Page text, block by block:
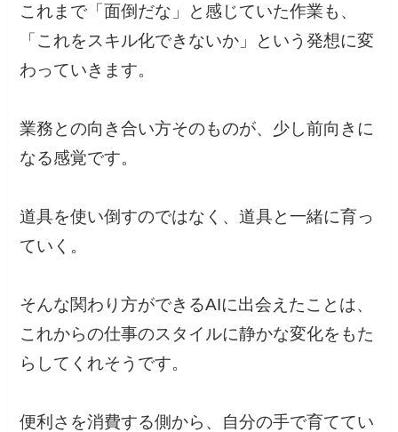
これまで「面倒だな」と感じていた作業も、
「これをスキル化できないか」という発想に変
わっていきます。
業務との向き合い方そのものが、少し前向きに
なる感覚です。
道具を使い倒すのではなく、道具と一緒に育っ
ていく。
そんな関わり方ができるAIに出会えたことは、
これからの仕事のスタイルに静かな変化をもた
らしてくれそうです。
便利さを消費する側から、自分の手で育ててい